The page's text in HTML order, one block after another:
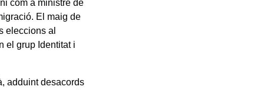
com a ministre de
El maig de
eleccions al
el grup Identitat i
adduint desacords